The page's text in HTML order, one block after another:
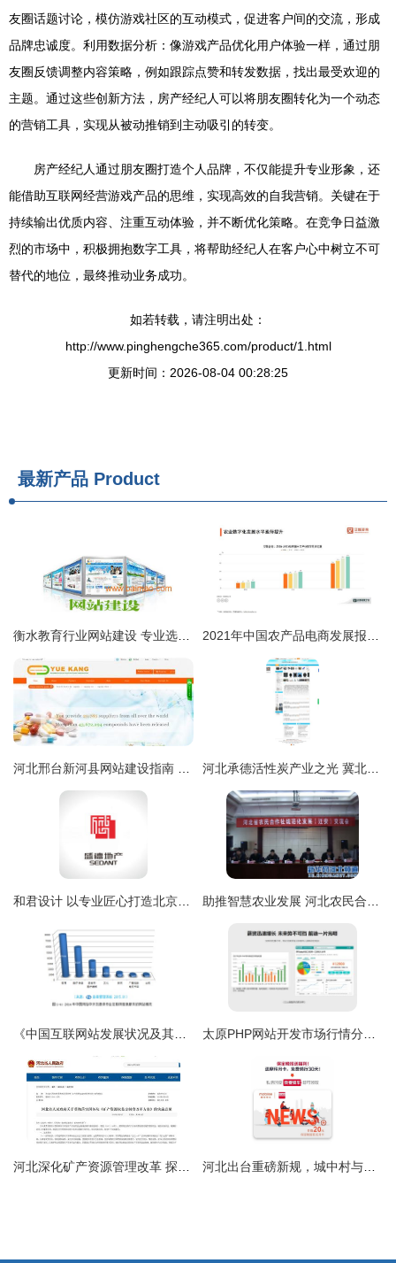
友圈话题讨论，模仿游戏社区的互动模式，促进客户间的交流，形成
品牌忠诚度。利用数据分析：像游戏产品优化用户体验一样，通过朋
友圈反馈调整内容策略，例如跟踪点赞和转发数据，找出最受欢迎的
主题。通过这些创新方法，房产经纪人可以将朋友圈转化为一个动态
的营销工具，实现从被动推销到主动吸引的转变。
房产经纪人通过朋友圈打造个人品牌，不仅能提升专业形象，还
能借助互联网经营游戏产品的思维，实现高效的自我营销。关键在于
持续输出优质内容、注重互动体验，并不断优化策略。在竞争日益激
烈的市场中，积极拥抱数字工具，将帮助经纪人在客户心中树立不可
替代的地位，最终推动业务成功。
如若转载，请注明出处：
http://www.pinghengche365.com/product/1.html
更新时间：2026-08-04 00:28:25
最新产品 Product